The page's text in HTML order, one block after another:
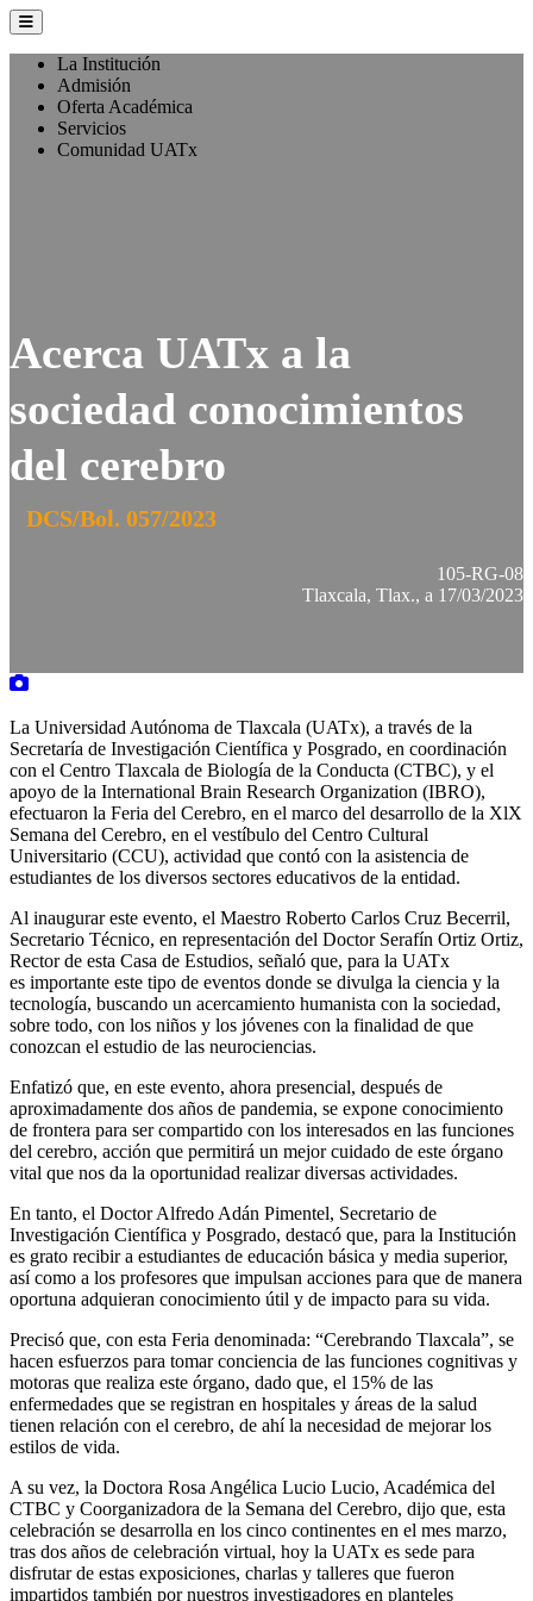
La Institución
Admisión
Oferta Académica
Servicios
Comunidad UATx
Acerca UATx a la
sociedad conocimientos
del cerebro
DCS/Bol. 057/2023
105-RG-08
Tlaxcala, Tlax., a 17/03/2023
La Universidad Autónoma de Tlaxcala (UATx), a través de la
Secretaría de Investigación Científica y Posgrado, en coordinación
con el Centro Tlaxcala de Biología de la Conducta (CTBC), y el
apoyo de la International Brain Research Organization (IBRO),
efectuaron la Feria del Cerebro, en el marco del desarrollo de la XlX
Semana del Cerebro, en el vestíbulo del Centro Cultural
Universitario (CCU), actividad que contó con la asistencia de
estudiantes de los diversos sectores educativos de la entidad.
Al inaugurar este evento, el Maestro Roberto Carlos Cruz Becerril,
Secretario Técnico, en representación del Doctor Serafín Ortiz Ortiz,
Rector de esta Casa de Estudios, señaló que, para la UATx
es importante este tipo de eventos donde se divulga la ciencia y la
tecnología, buscando un acercamiento humanista con la sociedad,
sobre todo, con los niños y los jóvenes con la finalidad de que
conozcan el estudio de las neurociencias.
Enfatizó que, en este evento, ahora presencial, después de
aproximadamente dos años de pandemia, se expone conocimiento
de frontera para ser compartido con los interesados en las funciones
del cerebro, acción que permitirá un mejor cuidado de este órgano
vital que nos da la oportunidad realizar diversas actividades.
En tanto, el Doctor Alfredo Adán Pimentel, Secretario de
Investigación Científica y Posgrado, destacó que, para la Institución
es grato recibir a estudiantes de educación básica y media superior,
así como a los profesores que impulsan acciones para que de manera
oportuna adquieran conocimiento útil y de impacto para su vida.
Precisó que, con esta Feria denominada: “Cerebrando Tlaxcala”, se
hacen esfuerzos para tomar conciencia de las funciones cognitivas y
motoras que realiza este órgano, dado que, el 15% de las
enfermedades que se registran en hospitales y áreas de la salud
tienen relación con el cerebro, de ahí la necesidad de mejorar los
estilos de vida.
A su vez, la Doctora Rosa Angélica Lucio Lucio, Académica del
CTBC y Coorganizadora de la Semana del Cerebro, dijo que, esta
celebración se desarrolla en los cinco continentes en el mes marzo,
tras dos años de celebración virtual, hoy la UATx es sede para
disfrutar de estas exposiciones, charlas y talleres que fueron
impartidos también por nuestros investigadores en planteles